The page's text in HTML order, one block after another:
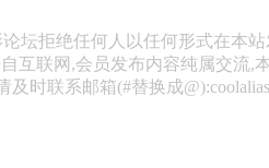
坛拒绝任何人以任何形式在本
互联网,会员发布内容纯属交流,
时联系邮箱(#替换成